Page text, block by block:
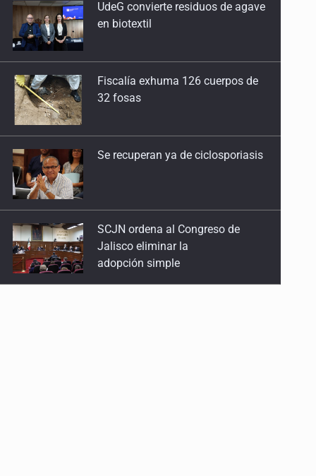
27 de Julio de 2026
Quinto Patio
25 de Julio de 2026
Quinto Patio
Quinto Patio
23 de Julio de 2026
Quinto Patio
22 de Julio de 2026
Fiscalía exhuma 126 cuerpos de
Se recuperan ya de ciclosporiasis
Cae ex mando por agresión a ex
pareja y procesan a agente por